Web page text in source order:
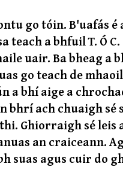
go tóin. B'uafás é
teach a bhfuil T. Ó
uair. Ba bheag a
go teach de
a bhí aige a
bhrí ach chuaigh
Ghiorraigh sé leis
an craiceann.
agus cuir do